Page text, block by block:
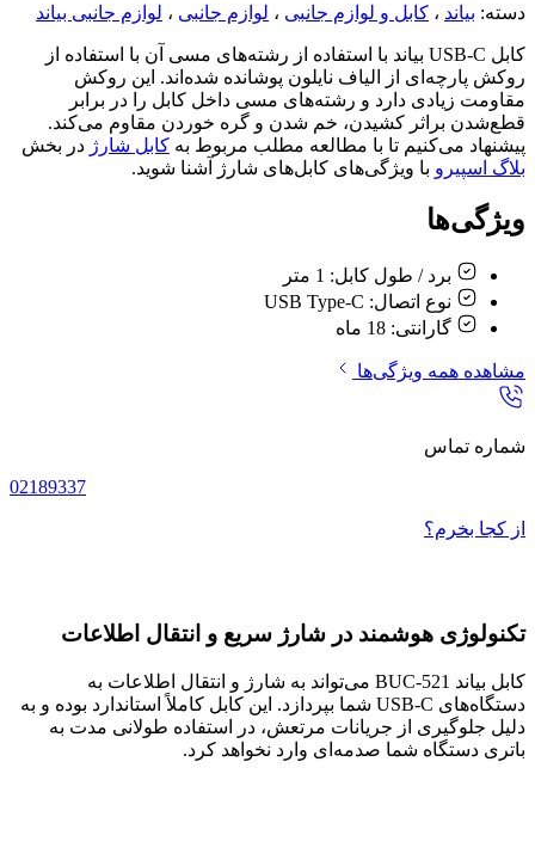
دسته: بیاند ، کابل و لوازم جانبی ، لوازم جانبی ، لوازم جانبی بیاند
کابل USB-C بیاند با استفاده از رشته‌های مسی آن با استفاده از
روکش پارچه‌ای از الیاف نایلون پوشانده شده‌اند. این روکش
مقاومت زیادی دارد و رشته‌های مسی داخل کابل را در برابر
قطع‌شدن براثر کشیدن، خم شدن و گره خوردن مقاوم می‌کند.
پیشنهاد می‌کنیم تا با مطالعه مطلب مربوط به کابل شارژ در بخش
بلاگ اسپیرو با ویژگی‌های کابل‌های شارژ آشنا شوید.
ویژگی‌ها
برد / طول کابل: 1 متر
نوع اتصال: USB Type-C
گارانتی: 18 ماه
مشاهده همه ویژگی‌ها
شماره تماس
02189337
از کجا بخرم؟
تکنولوژی هوشمند در شارژ سریع و انتقال اطلاعات
کابل بیاند BUC-521 می‌تواند به شارژ و انتقال اطلاعات به
دستگاه‌های USB-C شما بپردازد. این کابل کاملاً استاندارد بوده و به
دلیل جلوگیری از جریانات مرتعش، در استفاده طولانی مدت به
باتری دستگاه شما صدمه‌ای وارد نخواهد کرد.